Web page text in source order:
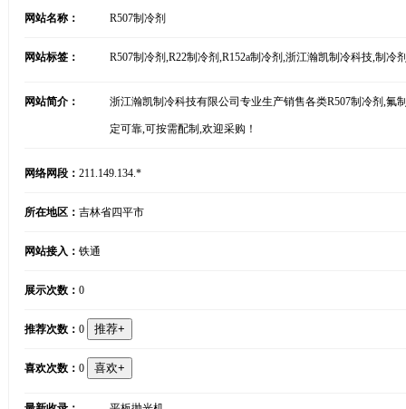
网站名称： R507制冷剂
网站标签： R507制冷剂,R22制冷剂,R152a制冷剂,浙江瀚凯制冷科技,制冷
网站简介： 浙江瀚凯制冷科技有限公司专业生产销售各类R507制冷剂,氟
定可靠,可按需配制,欢迎采购！
网络网段： 211.149.134.*
所在地区： 吉林省四平市
网站接入： 铁通
展示次数： 0
推荐次数： 0
喜欢次数： 0